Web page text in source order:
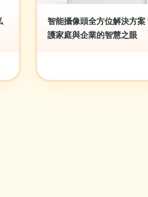
智能攝像頭全方位解決方案
護家庭與企業的智慧之眼